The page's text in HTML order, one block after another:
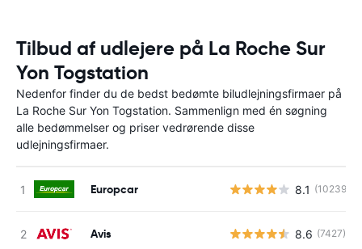
Tilbud af udlejere på La Roche Sur
Yon Togstation
Nedenfor finder du de bedst bedømte biludlejningsfirmaer på
La Roche Sur Yon Togstation. Sammenlign med én søgning
alle bedømmelser og priser vedrørende disse
udlejningsfirmaer.
Europcar 8.1 (10239)
Avis 8.6 (7427)